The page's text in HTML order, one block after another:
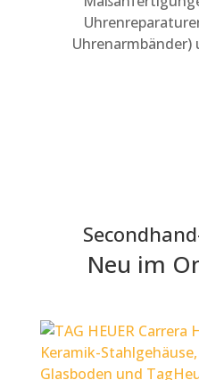
Uhrenarmbänder)
Neu im